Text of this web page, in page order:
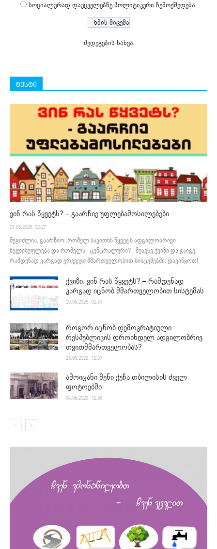
სოციალურად დაუცველებზე პოლიტიკური ზემოქმედება
შედეგების ნახვა
ტესტი
ვინ რას წყვეტს? – გაარჩიე უფლებამოსილებები
27.05.2025. 02:27
შეგიძლია, გაარჩიო, რომელ საკითხს წყვეტს ადგილობრივი
ხელისუფლება და რომელს - ცენტრალური? - შეავსე ქვიზი და გაიგე,
რამდენად კარგად ერკვევი მმართველობით სისტემებში. დავიწყოთ!
ქვიზი: ვინ რას წყვეტს? – რამდენად
კარგად იცნობ მმართველობით სისტემას
20.05.2025. 02:31
როგორ იცნობ დემოკრატიული
რესპუბლიკის დროინდელ ადგილობრივ
თვითმმართველობას?
25.05.2022. 12:37
ამოიცანი შენი ქუჩა თბილისის ძველ
ფოტოებში
04.05.2020. 12:58